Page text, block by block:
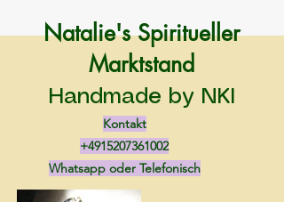
Natalie's Spiritueller
Marktstand
Handmade by NKI
Kontakt
+4915207361002
Whatsapp oder Telefonisch